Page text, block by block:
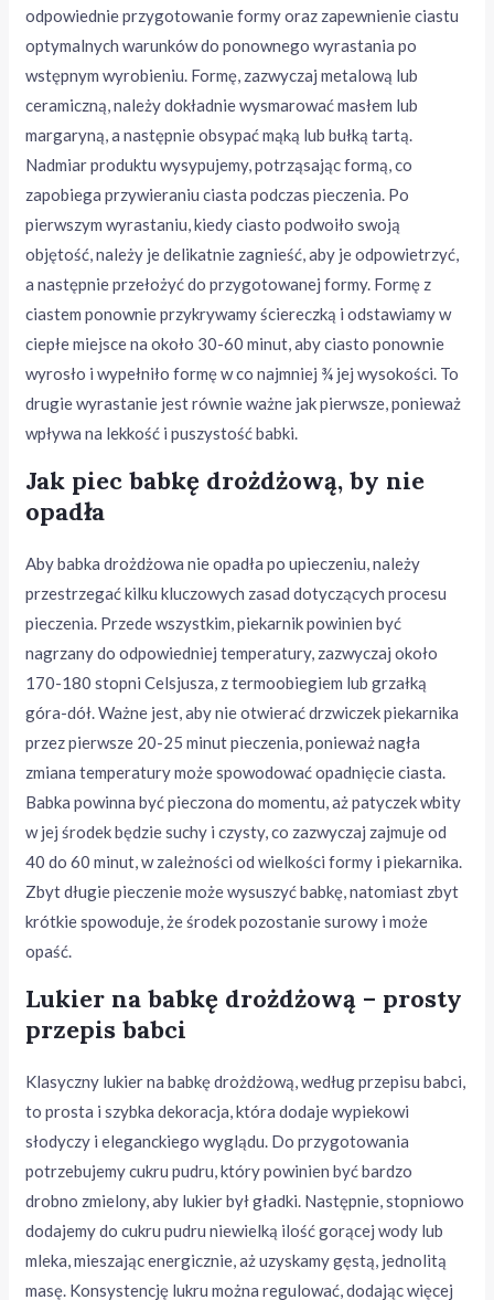
odpowiednie przygotowanie formy oraz zapewnienie ciastu
optymalnych warunków do ponownego wyrastania po
wstępnym wyrobieniu. Formę, zazwyczaj metalową lub
ceramiczną, należy dokładnie wysmarować masłem lub
margaryną, a następnie obsypać mąką lub bułką tartą.
Nadmiar produktu wysypujemy, potrząsając formą, co
zapobiega przywieraniu ciasta podczas pieczenia. Po
pierwszym wyrastaniu, kiedy ciasto podwoiło swoją
objętość, należy je delikatnie zagnieść, aby je odpowietrzyć,
a następnie przełożyć do przygotowanej formy. Formę z
ciastem ponownie przykrywamy ściereczką i odstawiamy w
ciepłe miejsce na około 30-60 minut, aby ciasto ponownie
wyrosło i wypełniło formę w co najmniej ¾ jej wysokości. To
drugie wyrastanie jest równie ważne jak pierwsze, ponieważ
wpływa na lekkość i puszystość babki.
Jak piec babkę drożdżową, by nie
opadła
Aby babka drożdżowa nie opadła po upieczeniu, należy
przestrzegać kilku kluczowych zasad dotyczących procesu
pieczenia. Przede wszystkim, piekarnik powinien być
nagrzany do odpowiedniej temperatury, zazwyczaj około
170-180 stopni Celsjusza, z termoobiegiem lub grzałką
góra-dół. Ważne jest, aby nie otwierać drzwiczek piekarnika
przez pierwsze 20-25 minut pieczenia, ponieważ nagła
zmiana temperatury może spowodować opadnięcie ciasta.
Babka powinna być pieczona do momentu, aż patyczek wbity
w jej środek będzie suchy i czysty, co zazwyczaj zajmuje od
40 do 60 minut, w zależności od wielkości formy i piekarnika.
Zbyt długie pieczenie może wysuszyć babkę, natomiast zbyt
krótkie spowoduje, że środek pozostanie surowy i może
opaść.
Lukier na babkę drożdżową – prosty
przepis babci
Klasyczny lukier na babkę drożdżową, według przepisu babci,
to prosta i szybka dekoracja, która dodaje wypiekowi
słodyczy i eleganckiego wyglądu. Do przygotowania
potrzebujemy cukru pudru, który powinien być bardzo
drobno zmielony, aby lukier był gładki. Następnie, stopniowo
dodajemy do cukru pudru niewielką ilość gorącej wody lub
mleka, mieszając energicznie, aż uzyskamy gęstą, jednolitą
masę. Konsystencję lukru można regulować, dodając więcej